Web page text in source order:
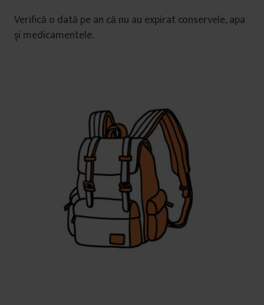
Verifică o dată pe an că nu au expirat conservele, apa
și medicamentele.